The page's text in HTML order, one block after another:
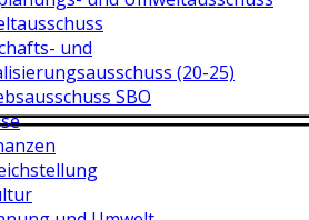
und
(20-25)
SBO